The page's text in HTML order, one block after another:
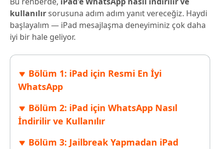
kullanılırsorusuna adım adım yanıt vereceğiz. Haydi
başlayalım — iPad mesajlaşma deneyiminiz çok daha
iyi bir hale geliyor.
Bölüm 1: iPad için Resmi En İyi
WhatsApp
Bölüm 2: iPad için WhatsApp Nasıl
İndirilir ve Kullanılır
Bölüm 3: Jailbreak Yapmadan iPad